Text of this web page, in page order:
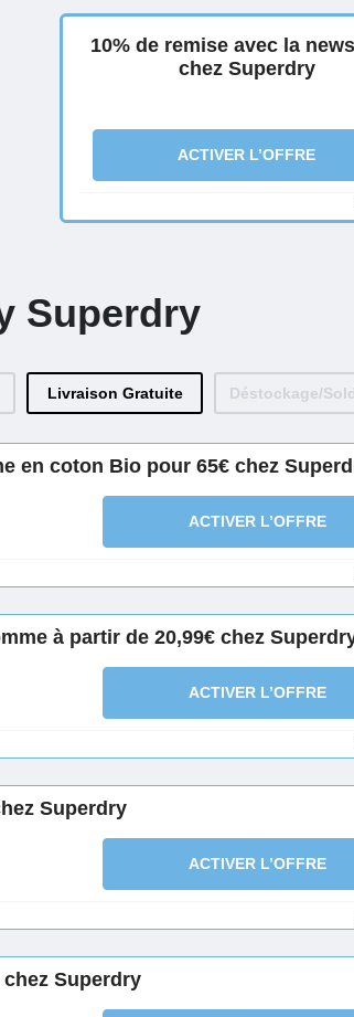
10% de remise avec la
chez Superdry
ACTIVER L’OFFRE
Superdry
Livraison Gratuite Déstockage/
en coton Bio pour 65€ chez
ACTIVER L’OFFRE
à partir de 20,99€ chez
ACTIVER L’OFFRE
Superdry
ACTIVER L’OFFRE
Superdry